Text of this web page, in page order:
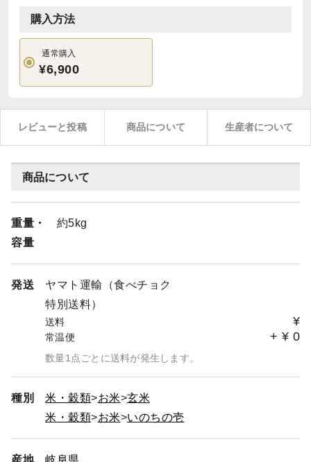
購入方法
通常購入
¥6,900
レビューと投稿 商品について 生産者について
商品について
重量・
容量
約5kg
発送
ヤマト運輸（食べチョク
特別送料）
送料 ¥
常温便 + ¥ 0
数量1点ごとに送料が発生します。
種別 米・穀類 お米 玄米
米・穀類
お米 いのちの壱
産地 岐阜県